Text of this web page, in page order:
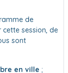
de
cette session, de
sont
en ville ;